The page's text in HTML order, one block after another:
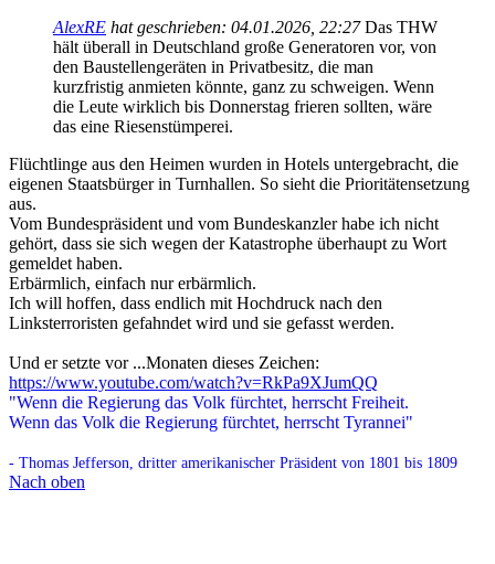
AlexRE hat geschrieben: 04.01.2026, 22:27Das THW
hält überall in Deutschland große Generatoren vor, von
den Baustellengeräten in Privatbesitz, die man
kurzfristig anmieten könnte, ganz zu schweigen. Wenn
die Leute wirklich bis Donnerstag frieren sollten, wäre
das eine Riesenstümperei.
Flüchtlinge aus den Heimen wurden in Hotels untergebracht, die
eigenen Staatsbürger in Turnhallen. So sieht die Prioritätensetzung
aus.
Vom Bundespräsident und vom Bundeskanzler habe ich nicht
gehört, dass sie sich wegen der Katastrophe überhaupt zu Wort
gemeldet haben.
Erbärmlich, einfach nur erbärmlich.
Ich will hoffen, dass endlich mit Hochdruck nach den
Linksterroristen gefahndet wird und sie gefasst werden.
Und er setzte vor ...Monaten dieses Zeichen:
https://www.youtube.com/watch?v=RkPa9XJumQQ
"Wenn die Regierung das Volk fürchtet, herrscht Freiheit.
Wenn das Volk die Regierung fürchtet, herrscht Tyrannei"
- Thomas Jefferson, dritter amerikanischer Präsident von 1801 bis 1809
Nach oben